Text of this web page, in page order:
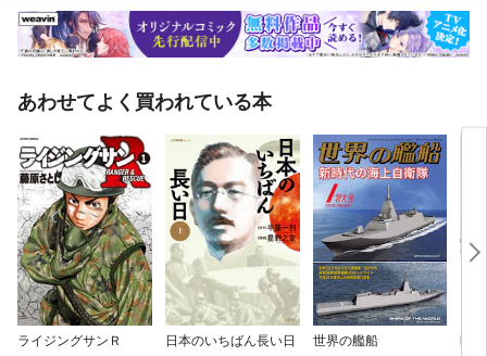
あわせてよく買われている本
ライジングサンＲ 日本のいちばん長い日 世界の艦船